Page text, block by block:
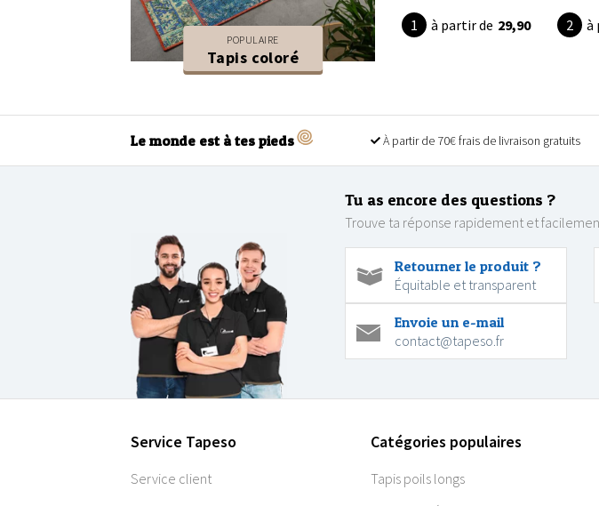
POPULAIRE
Tapis coloré
à partir de 29,90 à
Le monde est à tes pieds À partir de 70€ frais de livraison gratuits
Tu as encore des questions ?
Trouve ta réponse rapidement et
Retourner le produit ?
Équitable et transparent
Envoie un e-mail
contact@tapeso.fr
Service Tapeso
Service client
Catégories populaires
Tapis poils longs